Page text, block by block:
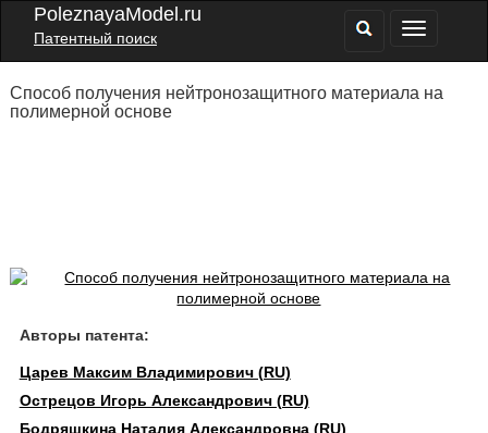
PoleznayaModel.ru
Патентный поиск
Способ получения нейтронозащитного материала на
полимерной основе
Авторы патента:
Царев Максим Владимирович (RU)
Острецов Игорь Александрович (RU)
Бодряшкина Наталия Александровна (RU)